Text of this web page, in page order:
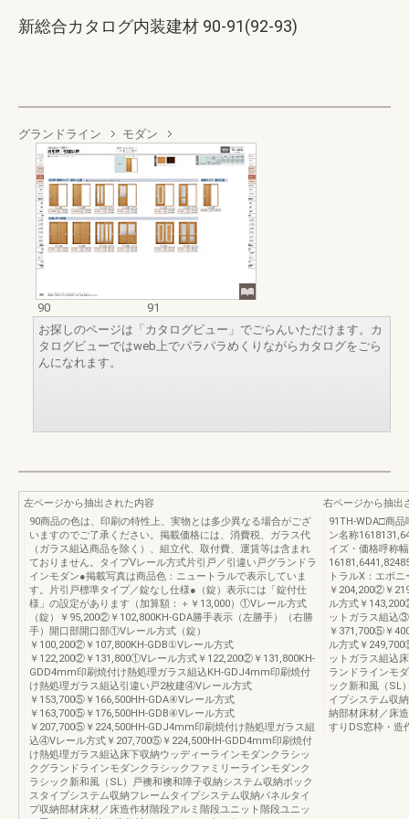
新総合カタログ内装建材 90-91(92-93)
グランドライン モダン
90
91
お探しのページは「カタログビュー」でごらんいただけます。カ
タログビューではweb上でパラパラめくりながらカタログをごら
んになれます。
左ページから抽出された内容
90商品の色は、印刷の特性上、実物とは多少異なる場合がござ
いますのでご了承ください。掲載価格には、消費税、ガラス代
（ガラス組込商品を除く）、組立代、取付費、運賃等は含まれ
ておりません。タイプVレール方式片引戸／引違い戸グランドラ
インモダン●掲載写真は商品色：ニュートラルで表示していま
す。片引戸標準タイプ／錠なし仕様●（錠）表示には「錠付仕
様」の設定があります（加算額：＋￥13,000）①Vレール方式
（錠）￥95,200②￥102,800KH-GDA勝手表示（左勝手）（右勝
手）開口部開口部①Vレール方式（錠）
￥100,200②￥107,800KH-GDB①Vレール方式
￥122,200②￥131,800①Vレール方式￥122,200②￥131,800KH-
GDD4mm印刷焼付け熱処理ガラス組込KH-GDJ4mm印刷焼付
け熱処理ガラス組込引違い戸2枚建④Vレール方式
￥153,700⑤￥166,500HH-GDA④Vレール方式
￥163,700⑤￥176,500HH-GDB④Vレール方式
￥207,700⑤￥224,500HH-GDJ4mm印刷焼付け熱処理ガラス組
込④Vレール方式￥207,700⑤￥224,500HH-GDD4mm印刷焼付
け熱処理ガラス組込床下収納ウッディーラインモダンクラシッ
クグランドラインモダンクラシックファミリーラインモダンク
ラシック新和風（SL）戸襖和襖和障子収納システム収納ボック
スタイプシステム収納フレームタイプシステム収納パネルタイ
プ収納部材床材／床造作材階段アルミ階段ユニット階段ユニッ
右ページから抽出
91TH-WDA□商
ン名称
イズ・価格呼称
トラルX：エボ
￥204,200②￥
ル方式￥
ットガラス組込
￥371,700⑤￥
ル方式￥
ットガラス組込
ランドラインモ
ック新和風（SL
イプシステム収
納部材床材／床
すりDS窓枠・造